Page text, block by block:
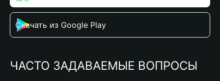
Скачать из Google Play
ЧАСТО ЗАДАВАЕМЫЕ ВОПРОСЫ